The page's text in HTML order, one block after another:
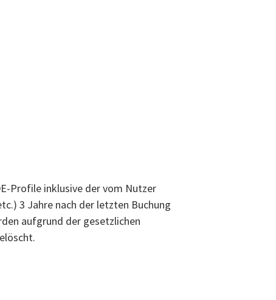
Profile inklusive der vom Nutzer
3 Jahre nach der letzten Buchung
aufgrund der gesetzlichen